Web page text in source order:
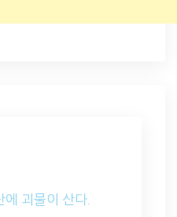
에 괴물이 산다.